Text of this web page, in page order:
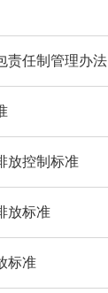
责任制管理办法
放控制标准
放标准
标准